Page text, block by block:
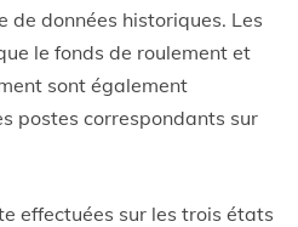
de données historiques. Les
le fonds de roulement et
sont également
postes correspondants sur
effectuées sur les trois états